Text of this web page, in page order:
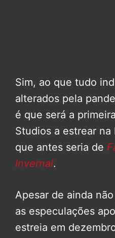
Sim, ao que tudo
alterados pela
é que será a
Studios a estrear
que antes seria de
Invernal.
Apesar de ainda
as especulações
estreia em